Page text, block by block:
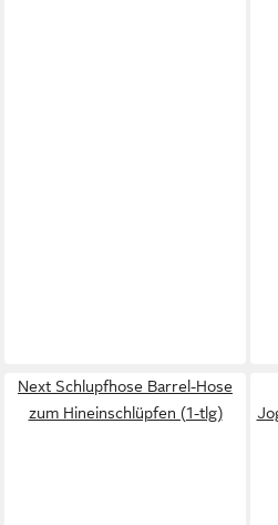
Next Schlupfhose Barrel-Hose
zum Hineinschlüpfen (1-tlg)